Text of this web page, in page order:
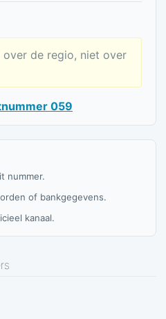
de regio, niet over
059
nummer.
of bankgegevens.
kanaal.